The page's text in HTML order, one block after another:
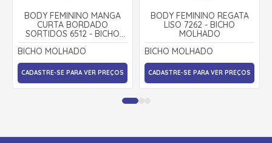
BODY FEMININO MANGA
CURTA BORDADO
SORTIDOS 6512 - BICHO
MOLHADO
BICHO MOLHADO
CADASTRE-SE PARA VER PREÇOS
BODY FEMININO REGATA
LISO 7262 - BICHO
MOLHADO
BICHO MOLHADO
CADASTRE-SE PARA VER PREÇOS